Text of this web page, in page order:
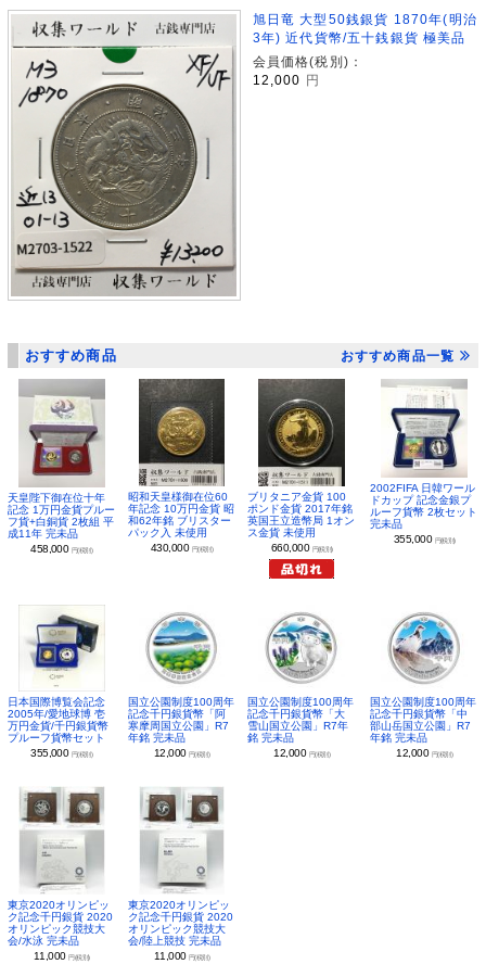
旭日竜 大型50銭銀貨 1870年(明治
3年) 近代貨幣/五十銭銀貨 極美品
会員価格(税別)：
12,000
円
おすすめ商品 おすすめ商品一覧
天皇陛下御在位十年
記念 1万円金貨プルー
フ貨+白銅貨 2枚組 平
成11年 完未品
458,000 円(税別)
昭和天皇様御在位60
年記念 10万円金貨 昭
和62年銘 ブリスター
パック入 未使用
430,000 円(税別)
ブリタニア金貨 100
ポンド金貨 2017年銘
英国王立造幣局 1オン
ス金貨 未使用
660,000 円(税別)
2002FIFA 日韓ワール
ドカップ 記念金銀プ
ルーフ貨幣 2枚セット
完未品
355,000 円(税別)
日本国際博覧会記念
2005年/愛地球博 壱
万円金貨/千円銀貨幣
プルーフ貨幣セット
355,000 円(税別)
国立公園制度100周年
記念千円銀貨幣「阿
寒摩周国立公園」R7
年銘 完未品
12,000 円(税別)
国立公園制度100周年
記念千円銀貨幣「大
雪山国立公園」R7年
銘 完未品
12,000 円(税別)
国立公園制度100周年
記念千円銀貨幣「中
部山岳国立公園」R7
年銘 完未品
12,000 円(税別)
東京2020オリンピッ
ク記念千円銀貨 2020
オリンピック競技大
会/水泳 完未品
11,000円(税別)
東京2020オリンピッ
ク記念千円銀貨 2020
オリンピック競技大
会/陸上競技 完未品
11,000 円(税別)